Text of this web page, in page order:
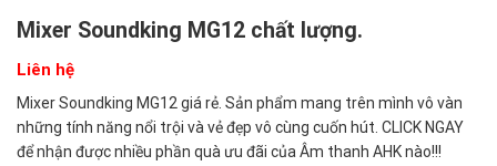
Mixer Soundking MG12 chất lượng.
Liên hệ
Mixer Soundking MG12 giá rẻ. Sản phẩm mang trên mình vô vàn
những tính năng nổi trội và vẻ đẹp vô cùng cuốn hút. CLICK NGAY
để nhận được nhiều phần quà ưu đãi của Âm thanh AHK nào!!!